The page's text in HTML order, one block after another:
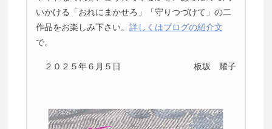
いかける「おれにまかせろ」「守りつづけて」の二
作品をお楽しみ下さい。 詳しくはブログの紹介文
で。
２０２５年６月５日 板坂 耀子